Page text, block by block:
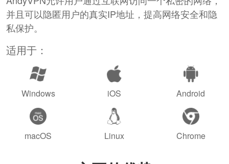
并且可以隐匿用户的真实IP地址，提高网络安全和隐
私保护。
适用于：
Windows iOS Android
macOS Linux Chrome